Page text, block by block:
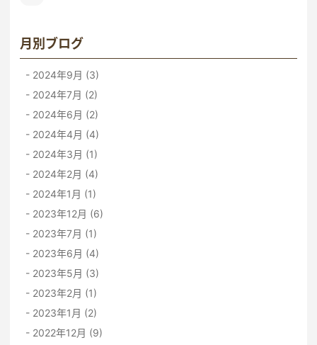
月別ブログ
2024年9月 (3)
2024年7月 (2)
2024年6月 (2)
2024年4月 (4)
2024年3月 (1)
2024年2月 (4)
2024年1月 (1)
2023年12月 (6)
2023年7月 (1)
2023年6月 (4)
2023年5月 (3)
2023年2月 (1)
2023年1月 (2)
2022年12月 (9)